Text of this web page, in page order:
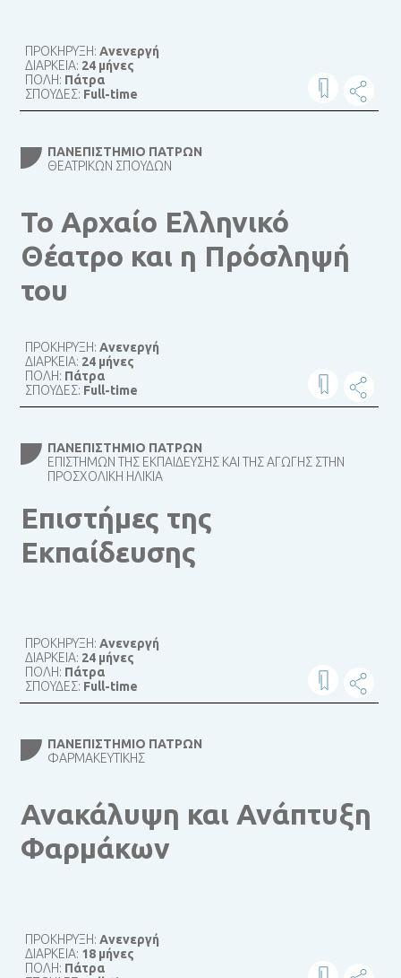
ΠΡΟΚΗΡΥΞΗ:Ανενεργή
ΔΙΑΡΚΕΙΑ: 24 μήνες
ΠΟΛΗ: Πάτρα
ΣΠΟΥΔΕΣ: Full-time
ΠΑΝΕΠΙΣΤΉΜΙΟ ΠΑΤΡΏΝ
ΘΕΑΤΡΙΚΏΝ ΣΠΟΥΔΏΝ
Το Αρχαίο Ελληνικό
Θέατρο και η Πρόσληψή
του
ΠΡΟΚΗΡΥΞΗ:Ανενεργή
ΔΙΑΡΚΕΙΑ: 24 μήνες
ΠΟΛΗ: Πάτρα
ΣΠΟΥΔΕΣ: Full-time
ΠΑΝΕΠΙΣΤΉΜΙΟ ΠΑΤΡΏΝ
ΕΠΙΣΤΗΜΏΝ ΤΗΣ ΕΚΠΑΊΔΕΥΣΗΣ ΚΑΙ ΤΗΣ ΑΓΩΓΉΣ ΣΤΗΝ
ΠΡΟΣΧΟΛΙΚΉ ΗΛΙΚΊΑ
Επιστήμες της
Εκπαίδευσης
ΠΡΟΚΗΡΥΞΗ:Ανενεργή
ΔΙΑΡΚΕΙΑ: 24 μήνες
ΠΟΛΗ: Πάτρα
ΣΠΟΥΔΕΣ: Full-time
ΠΑΝΕΠΙΣΤΉΜΙΟ ΠΑΤΡΏΝ
ΦΑΡΜΑΚΕΥΤΙΚΉΣ
Ανακάλυψη και Ανάπτυξη
Φαρμάκων
ΠΡΟΚΗΡΥΞΗ:Ανενεργή
ΔΙΑΡΚΕΙΑ: 18 μήνες
ΠΟΛΗ: Πάτρα